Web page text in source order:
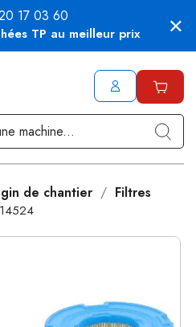
TP au meilleur prix
17 03 60
de chantier
Filtres